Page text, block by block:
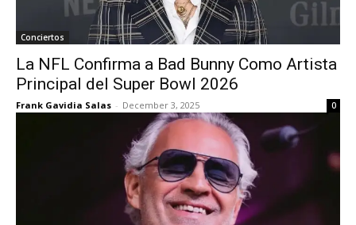
Conciertos
La NFL Confirma a Bad Bunny Como Artista
Principal del Super Bowl 2026
Frank Gavidia Salas - December 3, 2025 0